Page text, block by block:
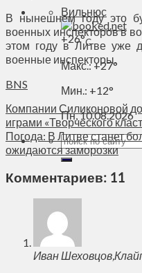
Вильнюс
+26°C
Макс.:+27°
Мин.: +12°
Пн, 10.08.2026
В нынешнем году это
военных инспекторов в
этом году в Литве уже
военные инспекторы.
BNS
Компании Силиконовой
играми «Творческого
Погода: В Литве станет
ожидаются заморозки
Комментариев: 11
Иван